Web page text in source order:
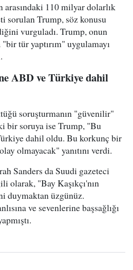
110 milyar dolarlık
sorulan Trump, söz konusu
vurguladı. Trump, onun
tür yaptırım" uygulamayı
ABD ve Türkiye dahil
soruşturmanın "güvenilir"
bir soruya ise Trump, "Bu
dahil oldu. Bu korkunç bir
olmayacak" yanıtını verdi.
Sanders da Suudi gazeteci
olarak, "Bay Kaşıkçı'nın
duymaktan üzgünüz.
ve sevenlerine başsağlığı